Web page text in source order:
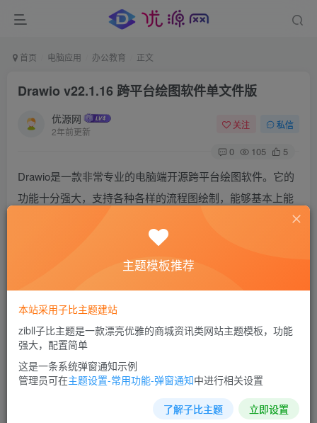
首页 电脑应用 办公教育 正文
Drawio v22.1.16 跨平台绘图软件单文件版
优源网
2年前更新
关注 私信
0 105 5
Drawio是一款非常专业的电脑端开源跨平台绘图软件。它的
功能十分强大，支持各种各样的流程图绘制，能够基本上能
代替Visio和亿图图示等软件，随着版本的更新迭代，功能进
一步优化提升，该版本经过中文汉化，用户操作起来更加得
绘制，而且还为用户提供了多种多样的模板，无论是思维导
图、设计图、E-R图、饼图还是其它的流程图，在这里都可
以实现，满足用户的一切需求，并且这些模板使用起来也是
非常的方便，只需选择自己需要的模板，然后点击即可，大
大增加了我们的工作效率。除此之外，drawio流程图软件还
支持导入Gliffy、VSSX、VSDX和Lucidchart的绘图文件，还
主题模板推荐
本站采用子比主题建站
zibll子比主题是一款漂亮优雅的商城资讯类网站主题模板，功能
强大，配置简单
这是一条系统弹窗通知示例
管理员可在主题设置-常用功能-弹窗通知中进行相关设置
了解子比主题 立即设置